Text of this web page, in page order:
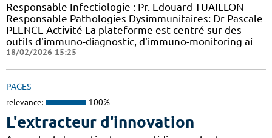
Responsable Infectiologie : Pr. Edouard TUAILLON
Responsable Pathologies Dysimmunitaires: Dr Pascale
PLENCE Activité La plateforme est centré sur des
outils d'immuno-diagnostic, d'immuno-monitoring ai
18/02/2026 15:25
PAGES
relevance: 100%
L'extracteur d'innovation